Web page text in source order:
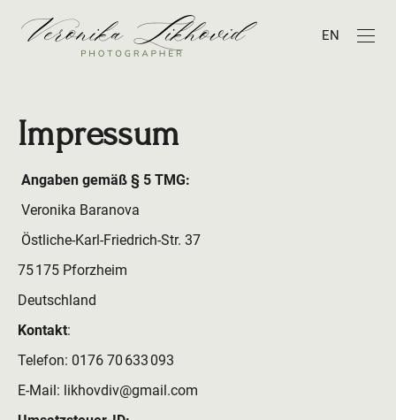
EN
Impressum
Angaben gemäß § 5 TMG:
Veronika Baranova
Östliche-Karl-Friedrich-Str. 37
75 175 Pforzheim
Deutschland
Kontakt:
Telefon: 0176 70 633 093
E-Mail: likhovdiv@gmail.com